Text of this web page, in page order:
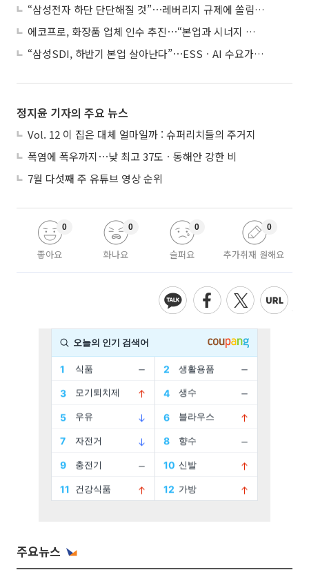
“삼성전자 하단 단단해질 것”⋯레버리지 규제에 쏠림 완화
에코프로, 화장품 업체 인수 추진⋯“본업과 시너지 부족”
“삼성SDI, 하반기 본업 살아난다”⋯ESSㆍAI 수요가 견인
정지윤 기자의 주요 뉴스
Vol. 12 이 집은 대체 얼마일까 : 슈퍼리치들의 주거지
폭염에 폭우까지⋯낮 최고 37도ㆍ동해안 강한 비
7월 다섯째 주 유튜브 영상 순위
좋아요
0
화나요
0
슬퍼요
0
추가취재 원해요
0
주요뉴스